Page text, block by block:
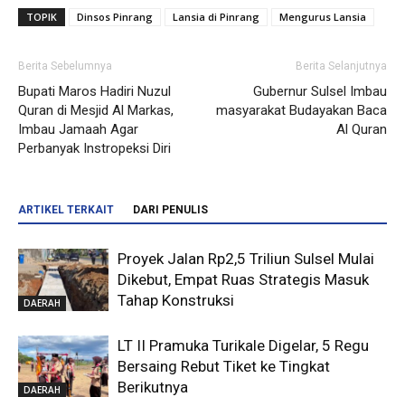
TOPIK Dinsos Pinrang Lansia di Pinrang Mengurus Lansia
Berita Sebelumnya
Bupati Maros Hadiri Nuzul
Quran di Mesjid Al Markas,
Imbau Jamaah Agar
Perbanyak Instropeksi Diri
Berita Selanjutnya
Gubernur Sulsel Imbau
masyarakat Budayakan Baca
Al Quran
ARTIKEL TERKAIT DARI PENULIS
DAERAH
Proyek Jalan Rp2,5 Triliun Sulsel Mulai
Dikebut, Empat Ruas Strategis Masuk
Tahap Konstruksi
DAERAH
LT II Pramuka Turikale Digelar, 5 Regu
Bersaing Rebut Tiket ke Tingkat
Berikutnya